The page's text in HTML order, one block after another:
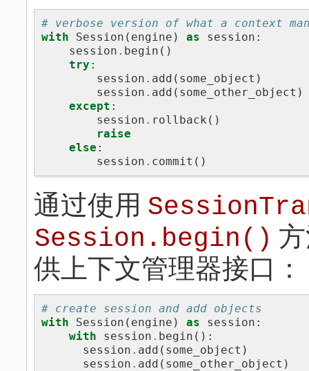
# verbose version of what a context
with
Session ( engine ) as session :
session . begin ()
try :
session . add ( some_object )
session . add ( some_other_object )
except :
session . rollback ()
raise
else :
session . commit ()
通过使用
Session.begin()
供上下文管理器接口：
# create session and add objects
with
Session ( engine ) as session :
with
session . begin ():
session . add ( some_object )
session . add ( some_other_object )